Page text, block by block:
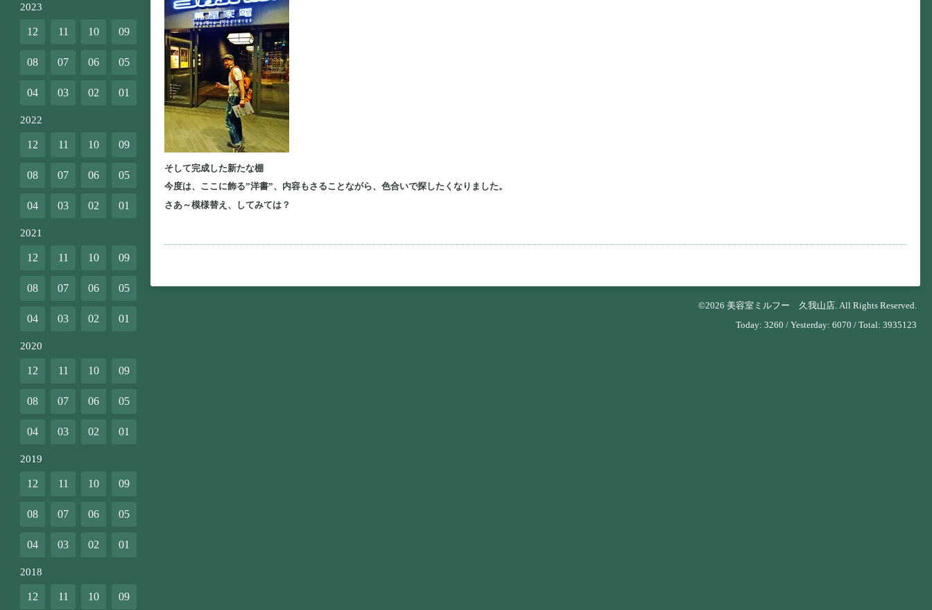
そして完成した新たな棚
今度は、ここに飾る”洋書”、内容もさることながら、色合いで探したくなりました。
さあ～模様替え、してみては？
©2026 美容室ミルフー 久我山店. All Rights Reserved.
Today: 3260 / Yesterday: 6070 / Total: 3935123
2023
12 11 10 09
08 07 06 05
04 03 02 01
2022
12 11 10 09
08 07 06 05
04 03 02 01
2021
12 11 10 09
08 07 06 05
04 03 02 01
2020
12 11 10 09
08 07 06 05
04 03 02 01
2019
12 11 10 09
08 07 06 05
04 03 02 01
2018
12 11 10 09